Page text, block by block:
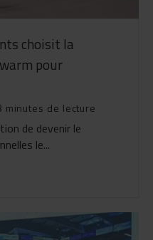
choisit la
pour
minutes de lecture
de devenir le
le...